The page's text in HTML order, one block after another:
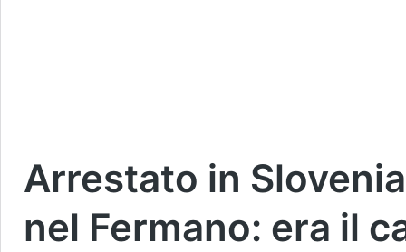
Arrestato in
nel Fermano: era il